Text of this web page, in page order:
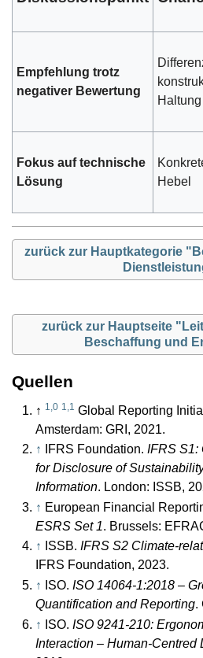
Empfehlung trotz
negativer Bewertung
Haltung
Fokus auf technische
Lösung
Hebel
zurück zur Hauptkategorie
zurück zur Hauptseite
Beschaffung und
Quellen
↑ 1,0 1,1 Global Reporting
Amsterdam: GRI, 2021.
↑
IFRS Foundation. IFRS S1:
for Disclosure of
Information. London: ISSB,
↑ European Financial
ESRS Set 1. Brussels:
↑
ISSB. IFRS S2 Climate-
IFRS Foundation, 2023.
↑
ISO. ISO 14064-1:2018 –
Quantification and Reporting.
↑
ISO. ISO 9241-210:
Interaction – Human-Centred